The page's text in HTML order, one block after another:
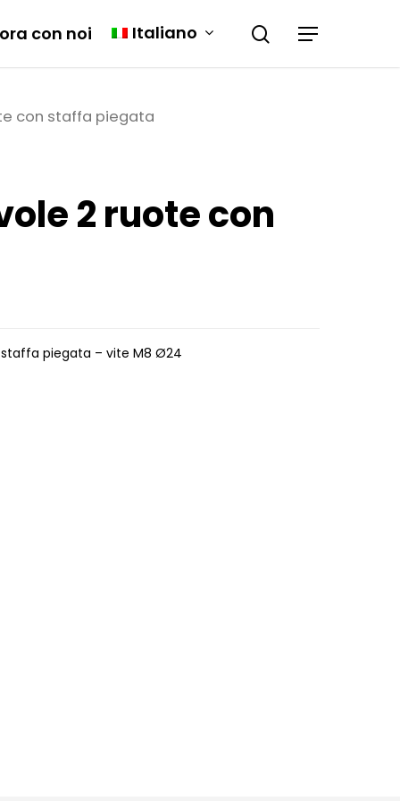
con noi Italiano
con staffa piegata
2 ruote con
piegata – vite M8 Ø24